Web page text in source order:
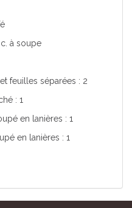
à soupe
feuilles séparées : 2
: 1
en lanières : 1
en lanières : 1